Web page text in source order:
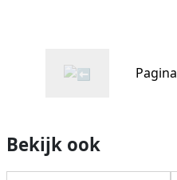
Bekijk ook